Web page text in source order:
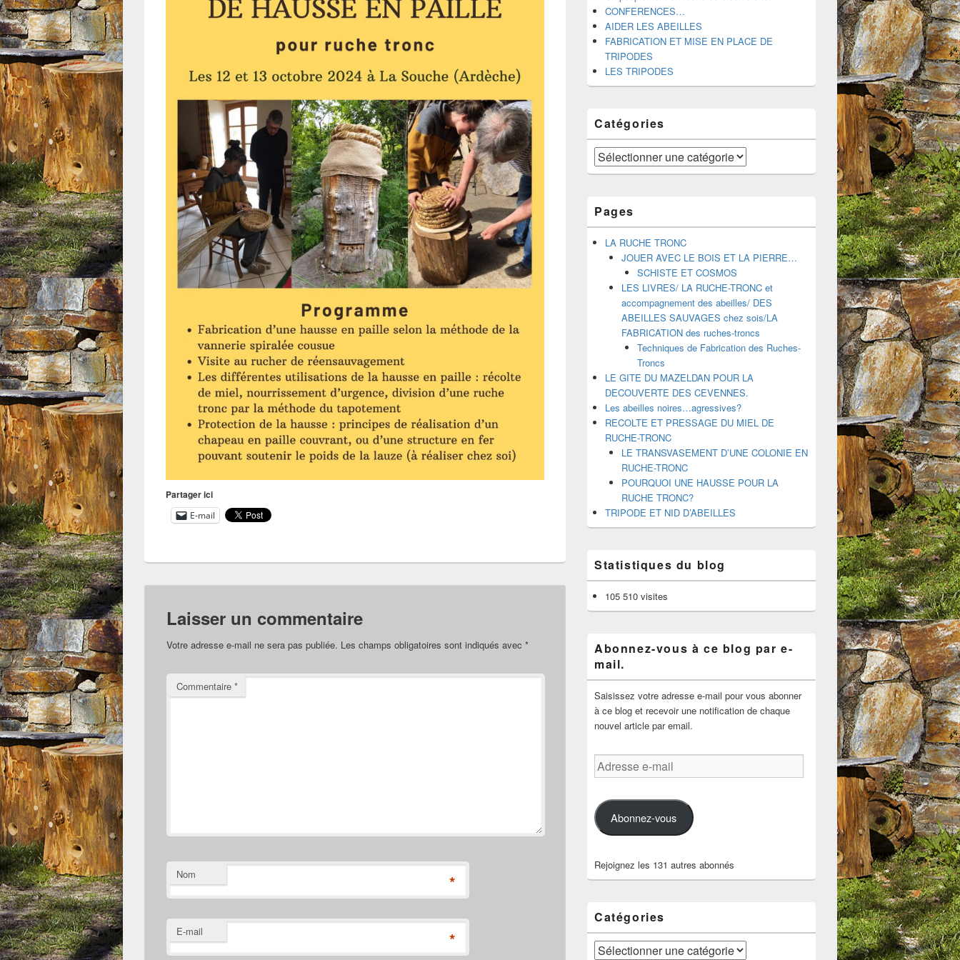
Partager ici
E-mail
Laisser un commentaire
Votre adresse e-mail ne sera pas publiée. Les champs obligatoires sont indiqués avec *
Commentaire *
Nom *
E-mail *
CONFERENCES…
AIDER LES ABEILLES
FABRICATION ET MISE EN PLACE DE
TRIPODES
LES TRIPODES
Catégories
Catégories
Pages
LA RUCHE TRONC
JOUER AVEC LE BOIS ET LA PIERRE…
SCHISTE ET COSMOS
LES LIVRES/ LA RUCHE-TRONC et
accompagnement des abeilles/ DES
ABEILLES SAUVAGES chez sois/LA
FABRICATION des ruches-troncs
Techniques de Fabrication des Ruches-
Troncs
LE GITE DU MAZELDAN POUR LA
DECOUVERTE DES CEVENNES.
Les abeilles noires…agressives?
RECOLTE ET PRESSAGE DU MIEL DE
RUCHE-TRONC
LE TRANSVASEMENT D’UNE COLONIE EN
RUCHE-TRONC
POURQUOI UNE HAUSSE POUR LA
RUCHE TRONC?
TRIPODE ET NID D’ABEILLES
Statistiques du blog
105 510 visites
Abonnez-vous à ce blog par e-
mail.
Saisissez votre adresse e-mail pour vous abonner
à ce blog et recevoir une notification de chaque
nouvel article par email.
Adresse
e-
Abonnez-vous
Rejoignez les 131 autres abonnés
Catégories
Catégories